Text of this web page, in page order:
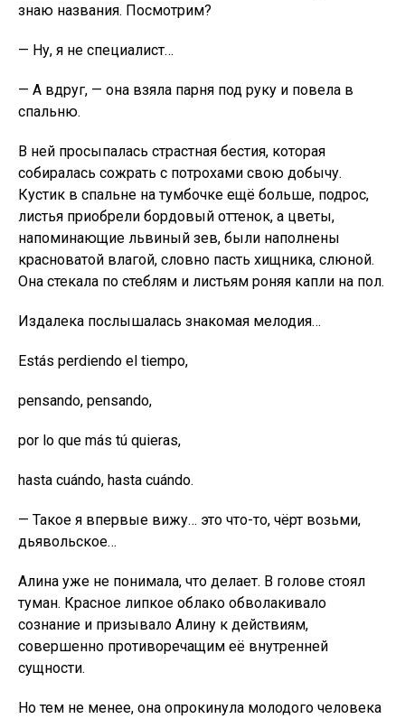
знаю названия. Посмотрим?
— Ну, я не специалист…
— А вдруг, — она взяла парня под руку и повела в
спальню.
В ней просыпалась стpaстная бестия, которая
собиралась сожpать с потрохами свою добычу.
Кустик в спальне на тумбочке ещё больше, подрос,
листья приобрели бордовый оттенок, а цветы,
напоминающие львиный зев, были наполнены
красноватой влагой, словно пасть xищника, слюной.
Она стекала по стеблям и листьям роняя капли на пол.
Издалека послышалась знакомая мелодия…
Estás perdiendo el tiempo,
pensando, pensando,
por lo que más tú quieras,
hasta cuándo, hasta cuándo.
— Такое я впервые вижу… это что-то, чёрт возьми,
дьявольское…
Алина уже не понимала, что делает. В голове стоял
туман. Красное липкое облако обволакивало
сознание и призывало Алину к действиям,
совершенно противоречащим её внутренней
сущности.
Но тем не менее, она опрокинула молодого человека